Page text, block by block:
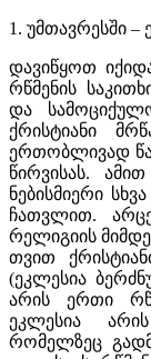
1. უმთავრესში
დავიწყოთ
რწმენის
და
ქრისტიანი
ერთობლივად
წირვისას.
ნებისმიერი
ჩათვლით.
რელიგიის
თვით
(ეკლესია
არის ერთი
ეკლესია
რომელზეც